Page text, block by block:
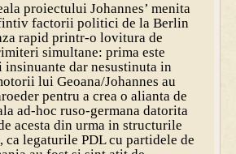
proiectului Johannes’ menita
factorii politici de la Berlin
rapid printr-o lovitura de
simultane: prima este
insinuante dar nesustinuta in
lui Geoana/Johannes au
pentru a crea o alianta de
ad-hoc ruso-germana datorita
acesta din urma in structurile
ca legaturile PDL cu partidele de